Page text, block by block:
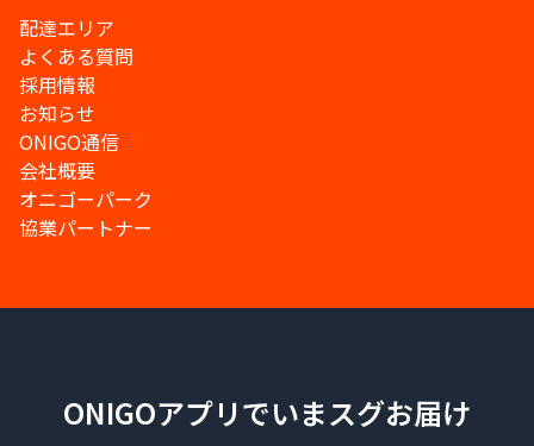
配達エリア
よくある質問
採用情報
お知らせ
ONIGO通信
会社概要
オニゴーパーク
協業パートナー
ONIGOアプリでいまスグお届け